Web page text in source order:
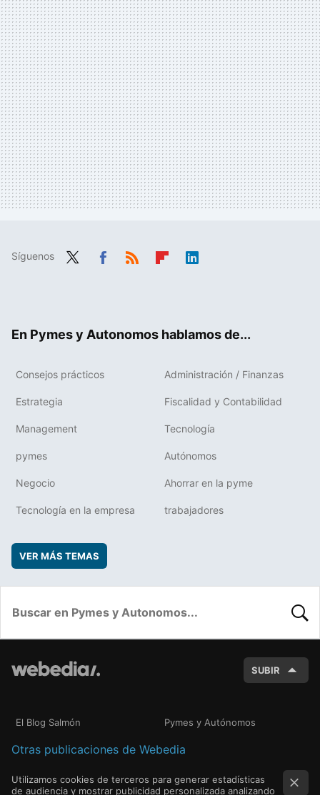
Síguenos
En Pymes y Autonomos hablamos de...
Consejos prácticos Administración / Finanzas
Estrategia Fiscalidad y Contabilidad
Management Tecnología
pymes Autónomos
Negocio Ahorrar en la pyme
Tecnología en la empresa trabajadores
VER MÁS TEMAS
SUBIR
El Blog Salmón Pymes y Autónomos
Otras publicaciones de Webedia
Utilizamos cookies de terceros para generar estadísticas
de audiencia y mostrar publicidad personalizada analizando